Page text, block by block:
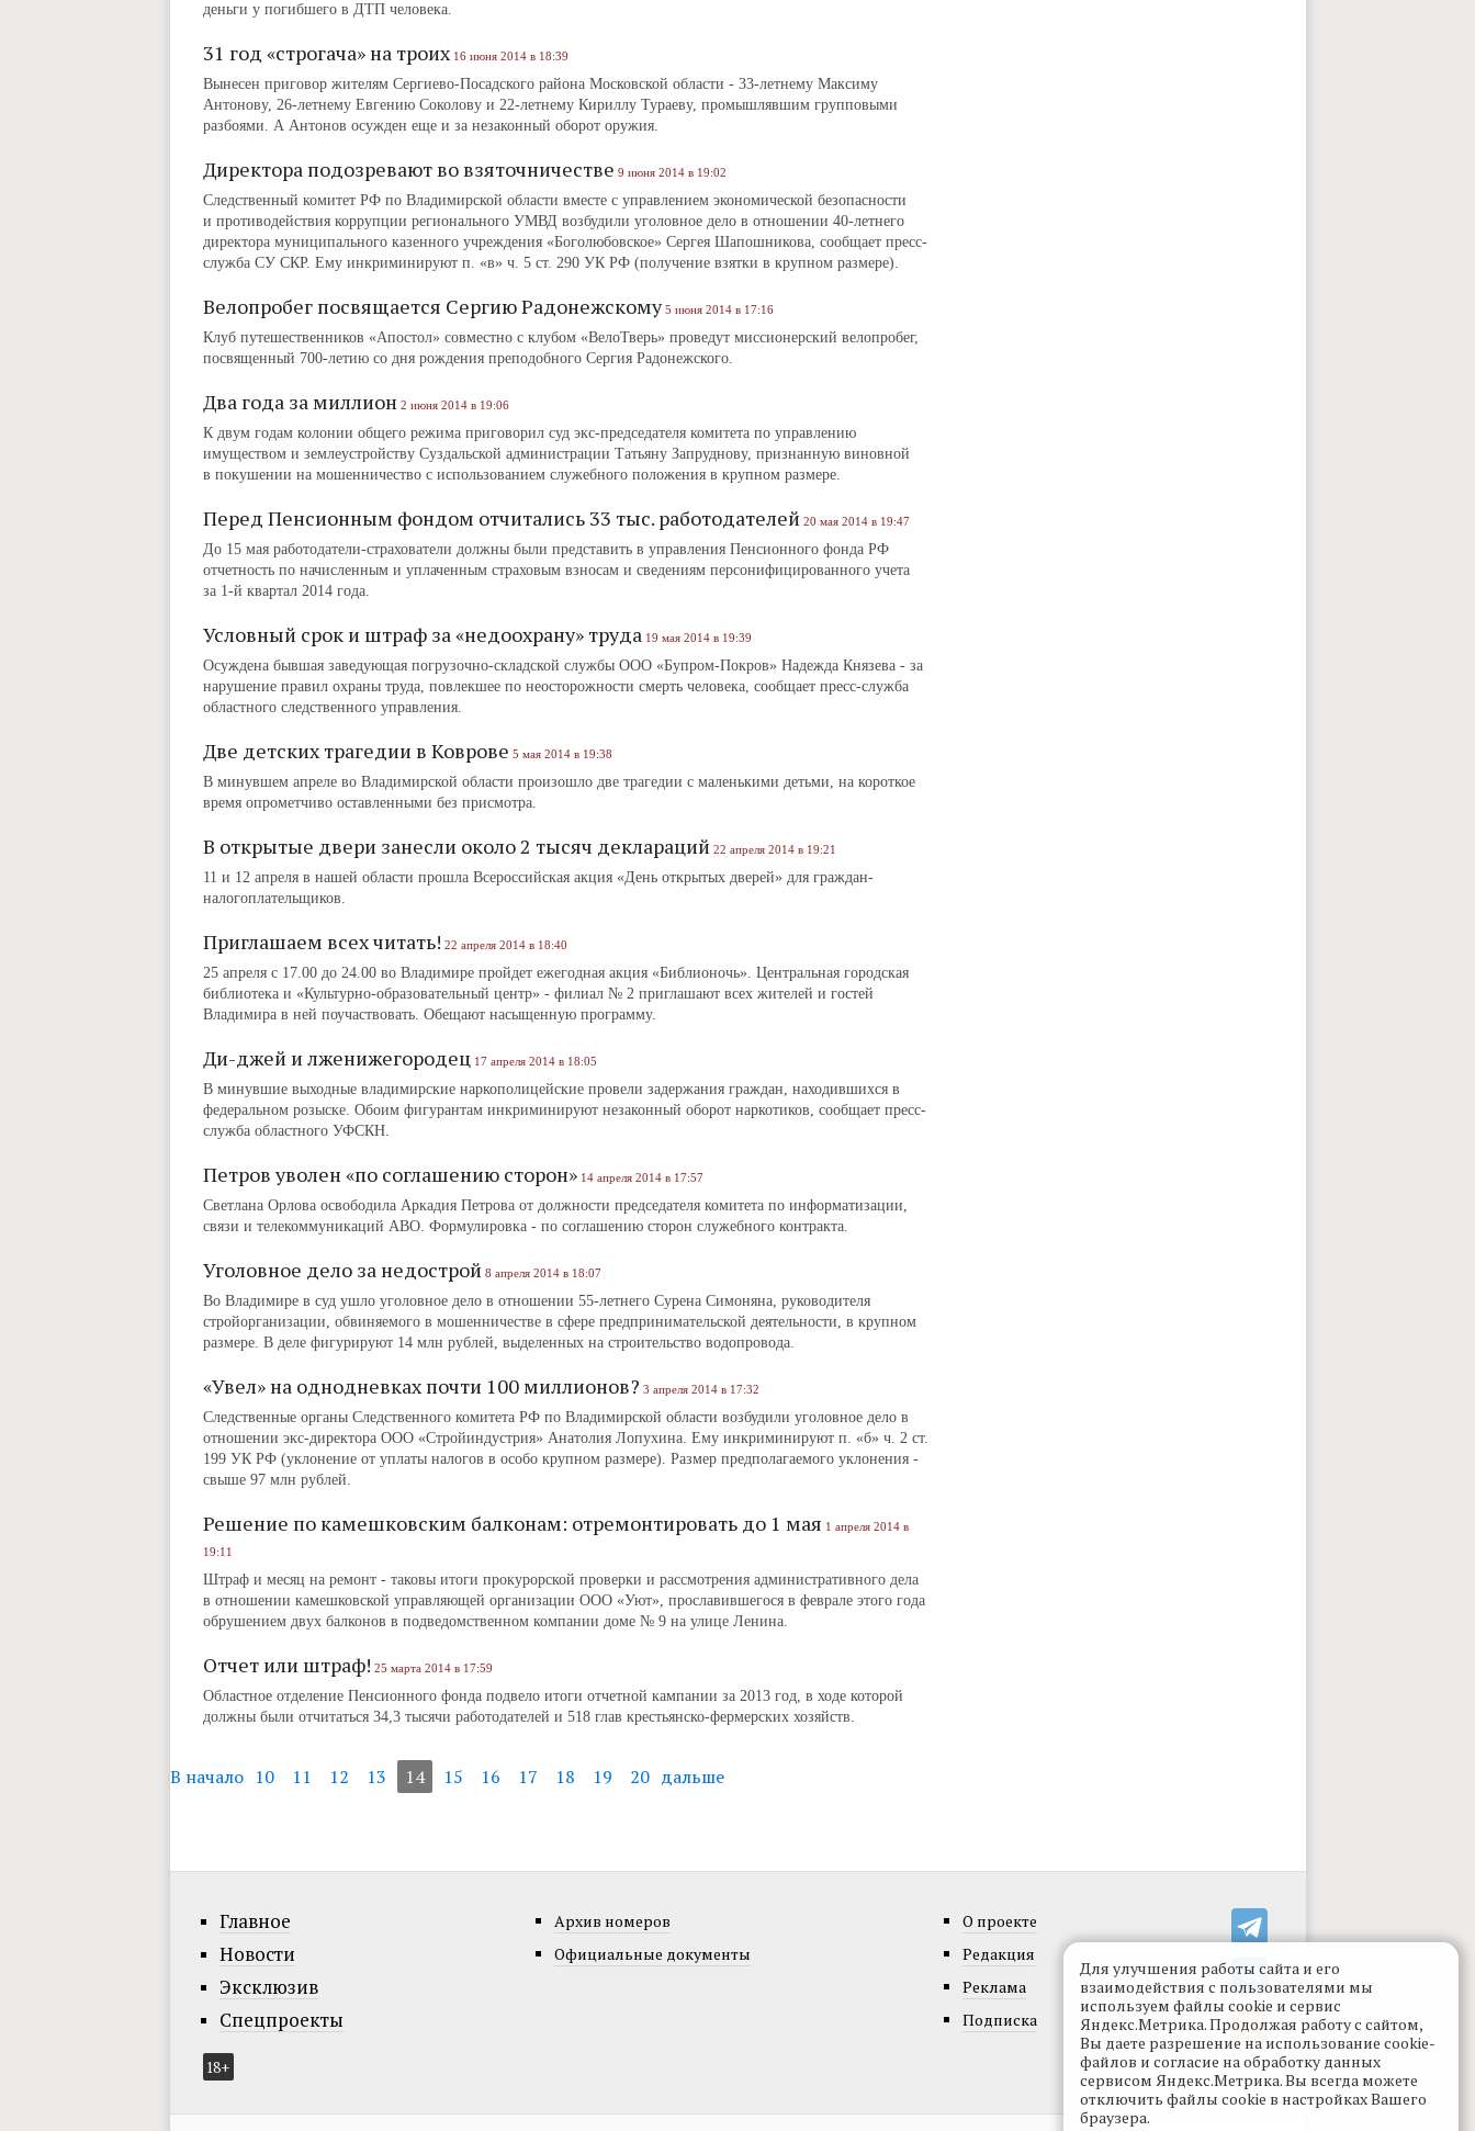
деньги у погибшего в ДТП человека.
31 год «строгача» на троих 16 июня 2014 в 18:39
Вынесен приговор жителям Сергиево-Посадского района Московской области - 33-летнему Максиму
Антонову, 26-летнему Евгению Соколову и 22-летнему Кириллу Тураеву, промышлявшим групповыми
разбоями. А Антонов осужден еще и за незаконный оборот оружия.
Директора подозревают во взяточничестве 9 июня 2014 в 19:02
Следственный комитет РФ по Владимирской области вместе с управлением экономической безопасности
и противодействия коррупции регионального УМВД возбудили уголовное дело в отношении 40-летнего
директора муниципального казенного учреждения «Боголюбовское» Сергея Шапошникова, сообщает пресс-
служба СУ СКР. Ему инкриминируют п. «в» ч. 5 ст. 290 УК РФ (получение взятки в крупном размере).
Велопробег посвящается Сергию Радонежскому 5 июня 2014 в 17:16
Клуб путешественников «Апостол» совместно с клубом «ВелоТверь» проведут миссионерский велопробег,
посвященный 700-летию со дня рождения преподобного Сергия Радонежского.
Два года за миллион 2 июня 2014 в 19:06
К двум годам колонии общего режима приговорил суд экс-председателя комитета по управлению
имуществом и землеустройству Суздальской администрации Татьяну Запруднову, признанную виновной
в покушении на мошенничество с использованием служебного положения в крупном размере.
Перед Пенсионным фондом отчитались 33 тыс. работодателей 20 мая 2014 в 19:47
До 15 мая работодатели-страхователи должны были представить в управления Пенсионного фонда РФ
отчетность по начисленным и уплаченным страховым взносам и сведениям персонифицированного учета
за 1-й квартал 2014 года.
Условный срок и штраф за «недоохрану» труда 19 мая 2014 в 19:39
Осуждена бывшая заведующая погрузочно-складской службы ООО «Бупром-Покров» Надежда Князева - за
нарушение правил охраны труда, повлекшее по неосторожности смерть человека, сообщает пресс-служба
областного следственного управления.
Две детских трагедии в Коврове 5 мая 2014 в 19:38
В минувшем апреле во Владимирской области произошло две трагедии с маленькими детьми, на короткое
время опрометчиво оставленными без присмотра.
В открытые двери занесли около 2 тысяч деклараций 22 апреля 2014 в 19:21
11 и 12 апреля в нашей области прошла Всероссийская акция «День открытых дверей» для граждан-
налогоплательщиков.
Приглашаем всех читать! 22 апреля 2014 в 18:40
25 апреля с 17.00 до 24.00 во Владимире пройдет ежегодная акция «Библионочь». Центральная городская
библиотека и «Культурно-образовательный центр» - филиал № 2 приглашают всех жителей и гостей
Владимира в ней поучаствовать. Обещают насыщенную программу.
Ди-джей и лженижегородец 17 апреля 2014 в 18:05
В минувшие выходные владимирские наркополицейские провели задержания граждан, находившихся в
федеральном розыске. Обоим фигурантам инкриминируют незаконный оборот наркотиков, сообщает пресс-
служба областного УФСКН.
Петров уволен «по соглашению сторон» 14 апреля 2014 в 17:57
Светлана Орлова освободила Аркадия Петрова от должности председателя комитета по информатизации,
связи и телекоммуникаций АВО. Формулировка - по соглашению сторон служебного контракта.
Уголовное дело за недострой 8 апреля 2014 в 18:07
Во Владимире в суд ушло уголовное дело в отношении 55-летнего Сурена Симоняна, руководителя
стройорганизации, обвиняемого в мошенничестве в сфере предпринимательской деятельности, в крупном
размере. В деле фигурируют 14 млн рублей, выделенных на строительство водопровода.
«Увел» на однодневках почти 100 миллионов? 3 апреля 2014 в 17:32
Следственные органы Следственного комитета РФ по Владимирской области возбудили уголовное дело в
отношении экс-директора ООО «Стройиндустрия» Анатолия Лопухина. Ему инкриминируют п. «б» ч. 2 ст.
199 УК РФ (уклонение от уплаты налогов в особо крупном размере). Размер предполагаемого уклонения ‑
свыше 97 млн рублей.
Решение по камешковским балконам: отремонтировать до 1 мая 1 апреля 2014 в
19:11
Штраф и месяц на ремонт ‑ таковы итоги прокурорской проверки и рассмотрения административного дела
в отношении камешковской управляющей организации ООО «Уют», прославившегося в феврале этого года
обрушением двух балконов в подведомственном компании доме № 9 на улице Ленина.
Отчет или штраф! 25 марта 2014 в 17:59
Областное отделение Пенсионного фонда подвело итоги отчетной кампании за 2013 год, в ходе которой
должны были отчитаться 34,3 тысячи работодателей и 518 глав крестьянско-фермерских хозяйств.
В начало 10 11 12 13 14 15 16 17 18 19 20 дальше
Главное
Новости
Эксклюзив
Спецпроекты
18+
Архив номеров
Официальные документы
О проекте
Редакция
Реклама
Подписка
Для улучшения работы сайта и его
взаимодействия с пользователями мы
используем файлы cookie и сервис
Яндекс.Метрика. Продолжая работу с сайтом,
Вы даете разрешение на использование cookie-
файлов и согласие на обработку данных
сервисом Яндекс.Метрика. Вы всегда можете
отключить файлы cookie в настройках Вашего
браузера.